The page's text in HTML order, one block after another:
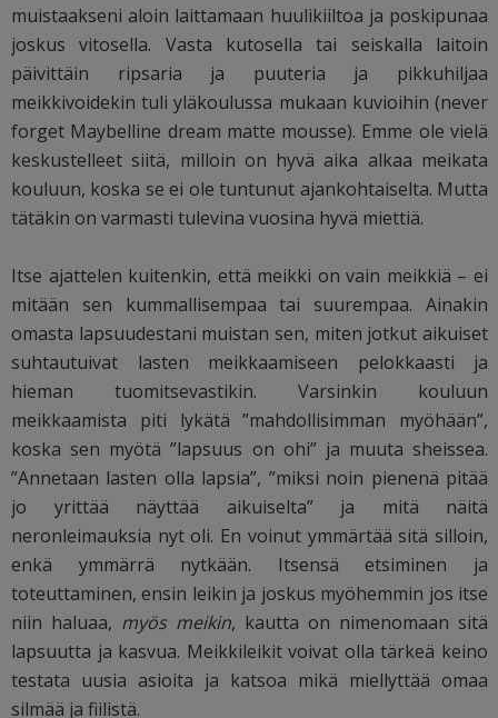
muistaakseni aloin laittamaan huulikiiltoa ja poskipunaa
joskus vitosella. Vasta kutosella tai seiskalla laitoin
päivittäin ripsaria ja puuteria ja pikkuhiljaa
meikkivoidekin tuli yläkoulussa mukaan kuvioihin (never
forget Maybelline dream matte mousse). Emme ole vielä
keskustelleet siitä, milloin on hyvä aika alkaa meikata
kouluun, koska se ei ole tuntunut ajankohtaiselta. Mutta
tätäkin on varmasti tulevina vuosina hyvä miettiä.
Itse ajattelen kuitenkin, että meikki on vain meikkiä – ei
mitään sen kummallisempaa tai suurempaa. Ainakin
omasta lapsuudestani muistan sen, miten jotkut aikuiset
suhtautuivat lasten meikkaamiseen pelokkaasti ja
hieman tuomitsevastikin. Varsinkin kouluun
meikkaamista piti lykätä ”mahdollisimman myöhään”,
koska sen myötä ”lapsuus on ohi” ja muuta sheissea.
”Annetaan lasten olla lapsia”, ”miksi noin pienenä pitää
jo yrittää näyttää aikuiselta” ja mitä näitä
neronleimauksia nyt oli. En voinut ymmärtää sitä silloin,
enkä ymmärrä nytkään. Itsensä etsiminen ja
toteuttaminen, ensin leikin ja joskus myöhemmin jos itse
niin haluaa, myös meikin, kautta on nimenomaan sitä
lapsuutta ja kasvua. Meikkileikit voivat olla tärkeä keino
testata uusia asioita ja katsoa mikä miellyttää omaa
silmää ja fiilistä.